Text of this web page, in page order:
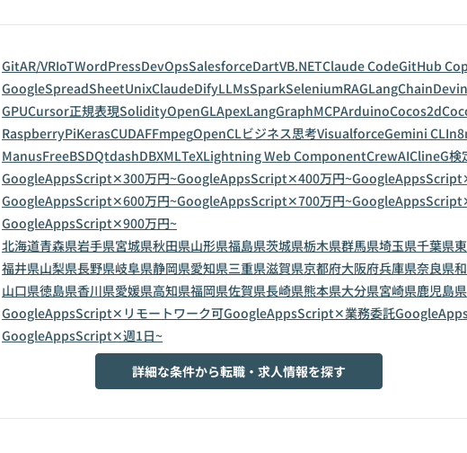
GitAR/VRIoTWordPressDevOpsSalesforceDartVB.NETClaude CodeGitHub
GoogleSpreadSheetUnixClaudeDifyLLMsSparkSeleniumRAGLangChainDevin
GPUCursor正規表現SolidityOpenGLApexLangGraphMCPArduinoCocos2d
RaspberryPiKerasCUDAFFmpegOpenCLビジネス思考VisualforceGemini CLI
ManusFreeBSDQtdashDBXMLTeXLightning Web ComponentCrewAIClineG検
GoogleAppsScript✕300万円~GoogleAppsScript✕400万円~
GoogleAppsScript✕600万円~GoogleAppsScript✕700万円~
GoogleAppsScript✕900万円~
北海道青森県岩手県宮城県秋田県山形県福島県茨城県栃木県群馬県埼玉県千葉県
福井県山梨県長野県岐阜県静岡県愛知県三重県滋賀県京都府大阪府兵庫県奈良県
山口県徳島県香川県愛媛県高知県福岡県佐賀県長崎県熊本県大分県宮崎県鹿児島県
GoogleAppsScript✕リモートワーク可GoogleAppsScript✕業務委託
GoogleAppsScript✕週1日~
詳細な条件から転職・求人情報を探す